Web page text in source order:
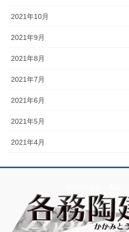
2021年10月
2021年9月
2021年8月
2021年7月
2021年6月
2021年5月
2021年4月